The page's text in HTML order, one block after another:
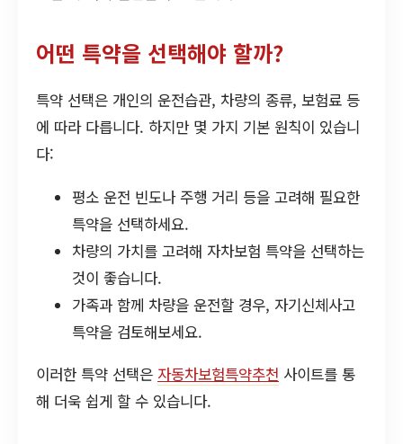
어떤 특약을 선택해야 할까?
특약 선택은 개인의 운전습관, 차량의 종류, 보험료 등
에 따라 다릅니다. 하지만 몇 가지 기본 원칙이 있습니
다:
평소 운전 빈도나 주행 거리 등을 고려해 필요한
특약을 선택하세요.
차량의 가치를 고려해 자차보험 특약을 선택하는
것이 좋습니다.
가족과 함께 차량을 운전할 경우, 자기신체사고
특약을 검토해보세요.
이러한 특약 선택은 자동차보험특약추천 사이트를 통
해 더욱 쉽게 할 수 있습니다.